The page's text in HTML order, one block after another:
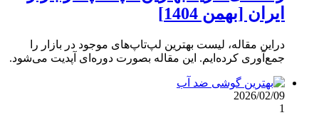
ایران [بهمن 1404]
دراین مقاله، لیست بهترین لپ‌تاپ‌های موجود در بازار را
جمع‌آوری کرده‌ایم. این مقاله بصورت دوره‌ای آپدیت می‌شود.
2026/02/09
1